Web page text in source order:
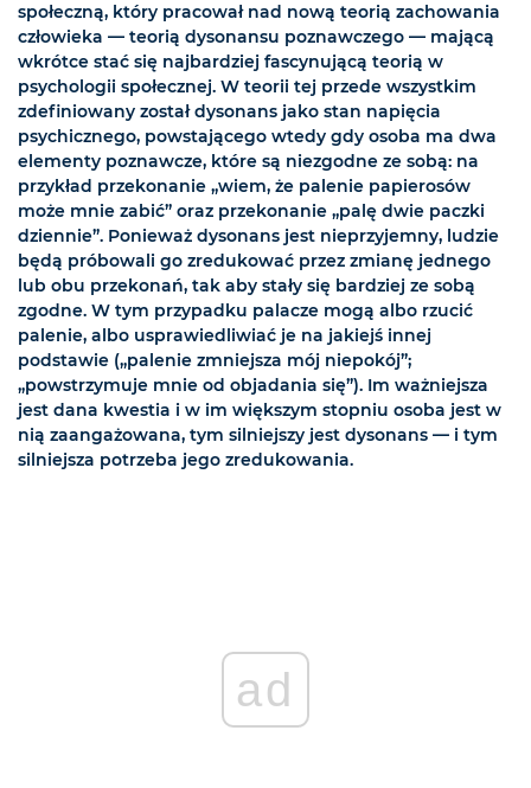
społeczną, który pracował nad nową teorią zachowania
człowieka — teorią dysonansu poznawczego — mającą
wkrótce stać się najbardziej fascynującą teorią w
psychologii społecznej. W teorii tej przede wszystkim
zdefiniowany został dysonans jako stan napięcia
psychicznego, powstającego wtedy gdy osoba ma dwa
elementy poznawcze, które są niezgodne ze sobą: na
przykład przekonanie „wiem, że palenie papierosów
może mnie zabić” oraz przekonanie „palę dwie paczki
dziennie”. Ponieważ dysonans jest nieprzyjemny, ludzie
będą próbowali go zredukować przez zmianę jednego
lub obu przekonań, tak aby stały się bardziej ze sobą
zgodne. W tym przypadku palacze mogą albo rzucić
palenie, albo usprawiedliwiać je na jakiejś innej
podstawie („palenie zmniejsza mój niepokój”;
„powstrzymuje mnie od objadania się”). Im ważniejsza
jest dana kwestia i w im większym stopniu osoba jest w
nią zaangażowana, tym silniejszy jest dysonans — i tym
silniejsza potrzeba jego zredukowania.
ad